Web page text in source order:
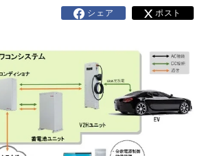
シェア ポスト